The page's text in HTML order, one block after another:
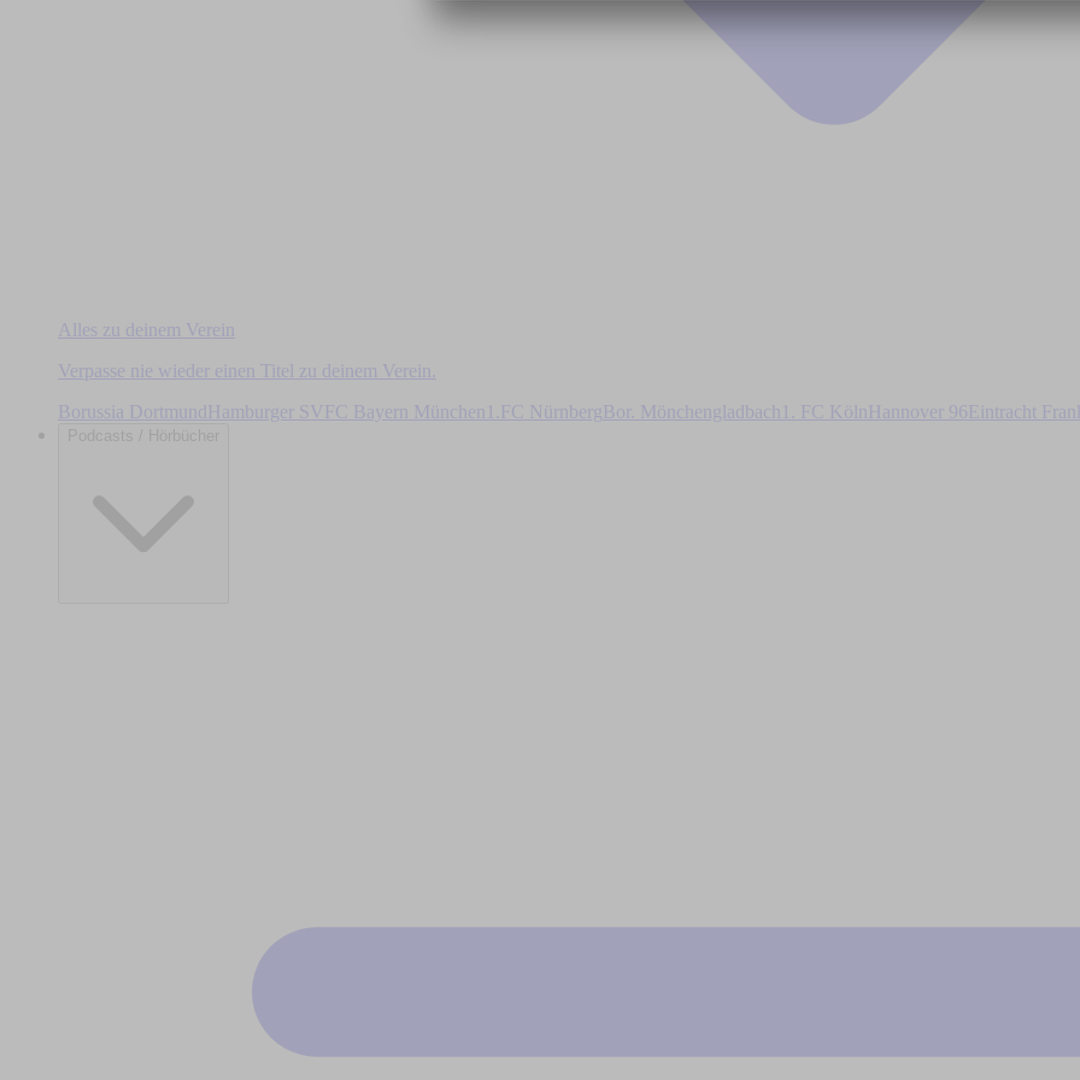
Alles zu deinem Verein
Verpasse nie wieder einen Titel zu deinem Verein.
Borussia DortmundHamburger SV FC Bayern München 1.FC Nürnberg Bor. Mönchengladbach 1. FC Köln Hannover 96Eintracht
Podcasts / Hörbücher